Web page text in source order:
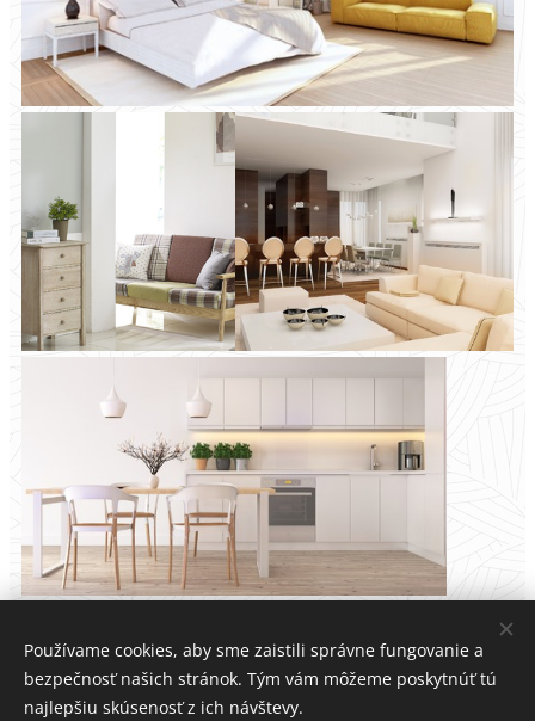
Dvere Koščák, Hlavná 18, Lendak, 059 07
Používame cookies, aby sme zaistili správne fungovanie a
bezpečnosť našich stránok. Tým vám môžeme poskytnúť tú
najlepšiu skúsenosť z ich návštevy.